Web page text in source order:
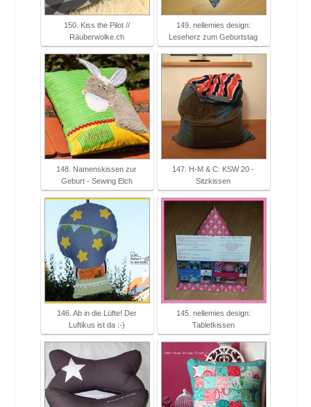
150. Kiss the Pilot //
Räuberwolke.ch
149. nellemies design:
Leseherz zum Geburtstag
148. Namenskissen zur
Geburt - Sewing Elch
147. H-M & C: KSW 20 -
Sitzkissen
146. Ab in die Lüfte! Der
Luftikus ist da :-)
145. nellemies design:
Tabletkissen